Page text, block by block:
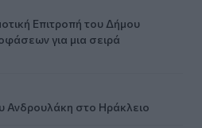
Επιτροπή του Δήμου
για μια σειρά
Ανδρουλάκη στο Ηράκλειο